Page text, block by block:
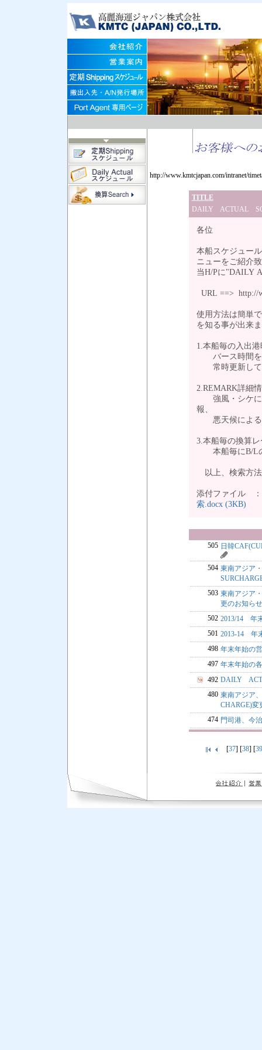
http://www.kmtcjapan.com/intranet/
TITLE
DAILY ACTUAL
各位
本船スケジュー
ニューをご紹介
当H/Pに"DAILY
URL ==> http://
使用方法は簡単
を知る事が出来
1.本船毎の入出港
バース時間を
常時更新し
2.REMARK詳細
強風・シケに
報、
悪天候による
3.本船毎の換算レ
本船毎にB/Lの
以上、検索方
添付ファイル
索.docx (3KB)
505 日韓
504 東南アジア
503 東南アジア
更のお知らせ
502 2013/14 年
501 2013-14 年
498 年末年始の
497 年末年始の
492 DAILY
480 東南アジア
CHARGE)変
474 門司港、今
[37] [38] [39